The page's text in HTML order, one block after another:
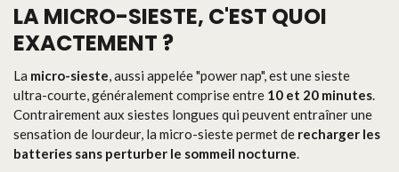
LAMICRO-SIESTE, C'EST QUOI
EXACTEMENT ?
La micro-sieste, aussi appelée "power nap", est une sieste
ultra-courte, généralement comprise entre 10 et 20 minutes.
Contrairement aux siestes longues qui peuvent entraîner une
sensation de lourdeur, la micro-sieste permet de recharger les
batteries sans perturber le sommeil nocturne.